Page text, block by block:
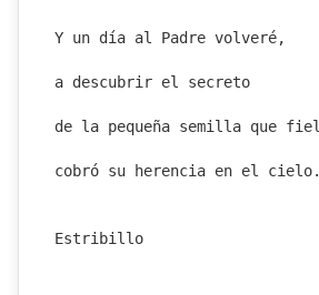
Y un día al Padre volveré,
a descubrir el secreto
de la pequeña semilla que fiel
cobró su herencia en el cielo.
Estribillo